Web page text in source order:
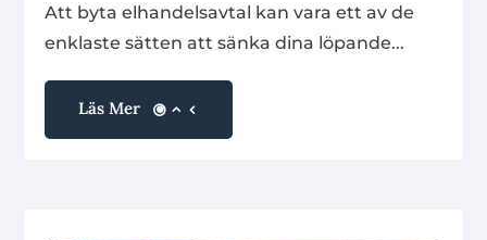
Att byta elhandelsavtal kan vara ett av de
enklaste sätten att sänka dina löpande...
Läs Mer